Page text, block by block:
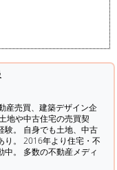
産売買、建築デザイン企
地や中古住宅の売買契
。 自身でも土地、中古
り。 2016年より住宅・不
。 多数の不動産メディ